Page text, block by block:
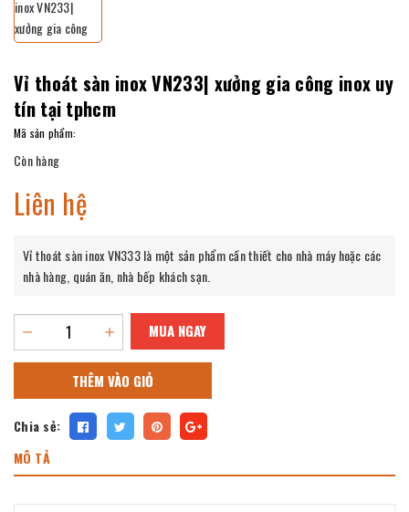
Vỉ thoát sàn inox VN233| xưởng gia công inox uy
tín tại tphcm
Mã sản phẩm:
Còn hàng
Liên hệ
Vỉ thoát sàn inox VN333là một sản phẩm cần thiết cho nhà máy hoặc các
nhà hàng, quán ăn, nhà bếp khách sạn.
MUA NGAY
THÊM VÀO GIỎ
Chia sẻ:
MÔ TẢ